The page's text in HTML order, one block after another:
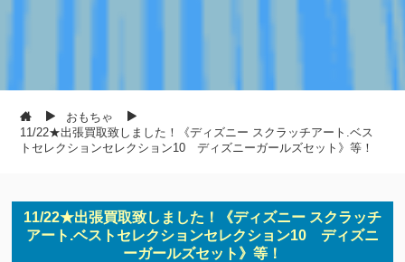
おもちゃ
11/22★出張買取致しました！《ディズニー スクラッチアート.ベス
トセレクションセレクション10 ディズニーガールズセット》等！
11/22★出張買取致しました！《ディズニー スクラッチ
アート.ベストセレクションセレクション10 ディズニ
ーガールズセット》等！